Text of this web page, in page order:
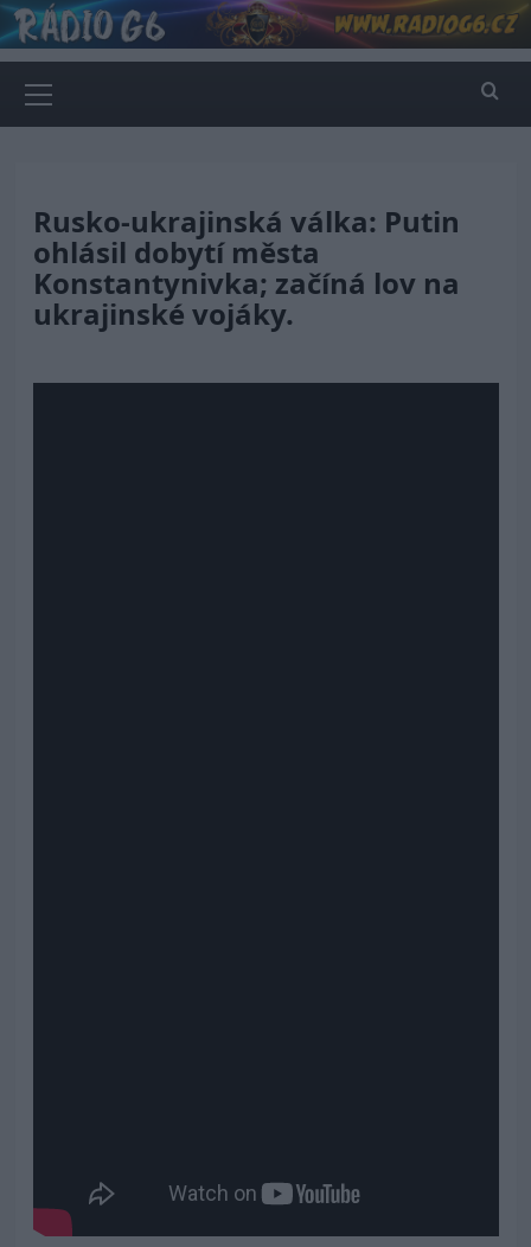
Skip
to
content
Menu
Rusko-ukrajinská válka: Putin
ohlásil dobytí města
Konstantynivka; začíná lov na
ukrajinské vojáky.